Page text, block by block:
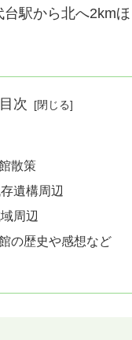
駅から北へ2km
目次
散策
遺構周辺
周辺
の歴史や感想など